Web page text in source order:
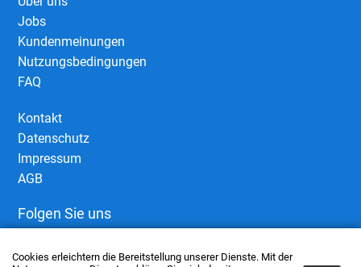
Cookies erleichtern die Bereitstellung unserer Dienste. Mit der
Jobs
Kundenmeinungen
Nutzungsbedingungen
FAQ
Kontakt
Datenschutz
Impressum
AGB
Folgen Sie uns